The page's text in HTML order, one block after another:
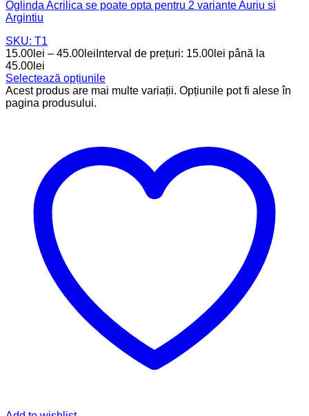
Oglinda Acrilica se poate opta pentru 2 variante Auriu si
Argintiu
SKU: T1
15.00 lei – 45.00 lei Interval de prețuri: 15.00lei până la
45.00lei
Selectează opțiunile
Acest produs are mai multe variații. Opțiunile pot fi alese în
pagina produsului.